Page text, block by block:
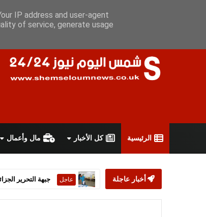
سياسة الخصوصية اتفاقية
الرئيسية كل الأخبار مال وأعمال
أخبار عاجلة عاجل ستارمر يعلن
IP address and user-agent
of service, generate usage